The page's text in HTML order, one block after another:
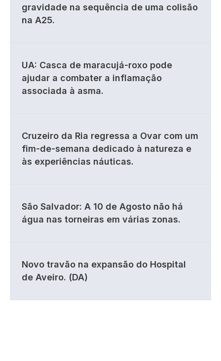
gravidade na sequência de uma colisão
na A25.
UA: Casca de maracujá-roxo pode
ajudar a combater a inflamação
associada à asma.
Cruzeiro da Ria regressa a Ovar com um
fim-de-semana dedicado à natureza e
às experiências náuticas.
São Salvador: A 10 de Agosto não há
água nas torneiras em várias zonas.
Novo travão na expansão do Hospital
de Aveiro. (DA)